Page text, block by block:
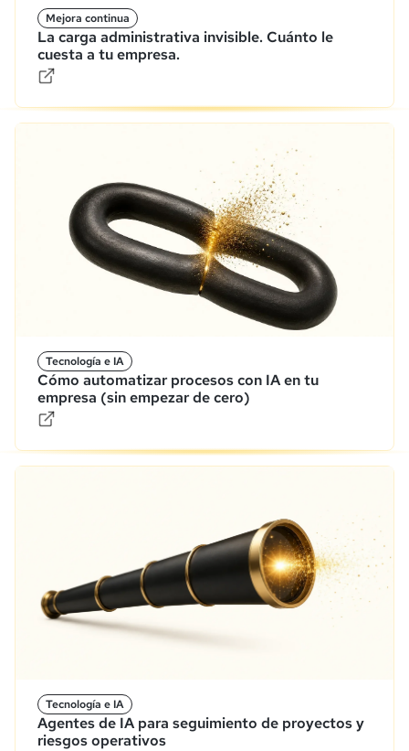
Mejora continua
La carga administrativa invisible. Cuánto le
cuesta a tu empresa.
Tecnología e IA
Cómo automatizar procesos con IA en tu
empresa (sin empezar de cero)
Tecnología e IA
Agentes de IA para seguimiento de proyectos y
riesgos operativos